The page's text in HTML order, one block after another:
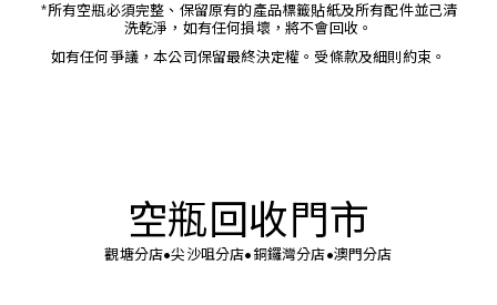
*所有空瓶必須完整、保留原有的產品標籤貼紙及所有配件並己清
洗乾淨，如有任何損壞，將不會回收。
如有任何爭議，本公司保留最終決定權。受條款及細則約束。
空瓶回收門市
觀塘分店•尖沙咀分店•銅鑼灣分店•澳門分店